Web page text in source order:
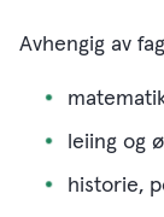
Avhengig av
leiing og
historie,